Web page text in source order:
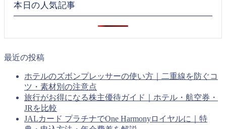
本日の人気記事
最近の投稿
ホテルのズボンプレッサーの使い方｜二重線を防ぐコ
ツ・素材別の注意点
旅行がお得になる株主優待ガイド｜ホテル・航空券・
JRを比較
JALカード プラチナでOne Harmonyロイヤルに｜特